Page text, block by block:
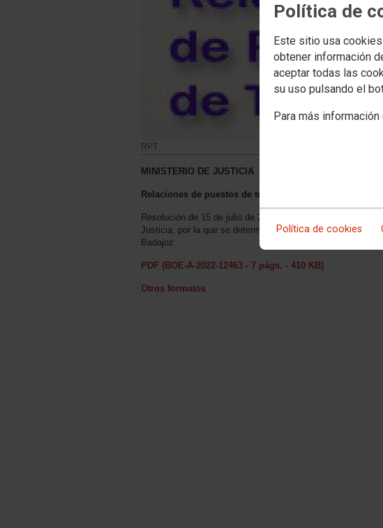
Política de
Este sitio usa
obtener información
aceptar todas las
su uso pulsando el
Para más
Política de cookies
RPT
MINISTERIO DE JUSTICIA
Relaciones de puestos de trabajo
Resolución de 15 de julio de 2022, de la Secretaría
Justicia, por la que se determina la estructura y se
Badajoz
PDF (BOE-A-2022-12463 - 7 págs. - 410 KB)
Otros formatos